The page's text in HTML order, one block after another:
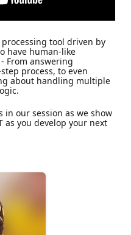
tool driven by
have human-like
From answering
process, to even
about handling multiple
in our session as we show
as you develop your next